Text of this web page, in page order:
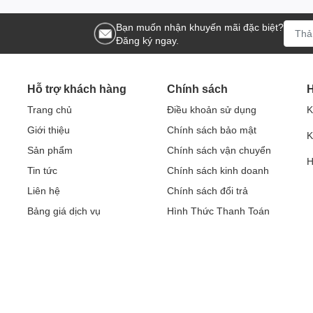
biến: Apple TV, Clip TV, FPT Play, Galaxy Play (Fim+), MyTV,
dàng.
điện tử bằng giọng nói, cho bạn việc kiểm soát, sử dụng tivi, máy
có tiếng Việt) .
của mình thành remote để điều khiển, chia sẻ hình ảnh lên tivi
Bạn muốn nhận khuyến mãi đặc biệt?
Đăng ký ngay.
Hỗ trợ khách hàng
Trang chủ
Giới thiệu
Sản phẩm
Tin tức
Liên hệ
Bảng giá dịch vụ
Chính sách
Điều khoản sử dụng
Chính sách bảo mật
Chính sách vận chuyển
Chính sách kinh doanh
Chính sách đổi trả
Hình Thức Thanh Toán